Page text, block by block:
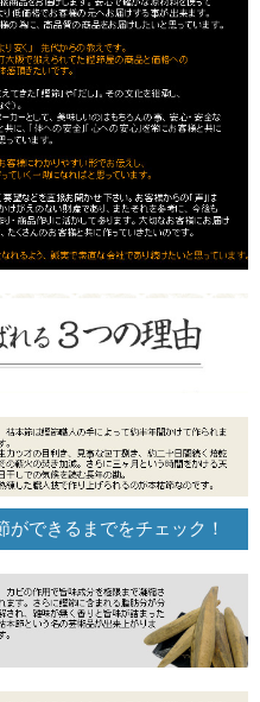
ができるまでをチェック！